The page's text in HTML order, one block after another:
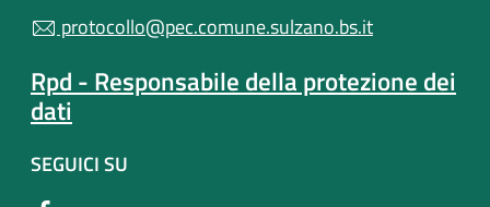
protocollo@pec.comune.sulzano.bs.it
Rpd - Responsabile della protezione dei
dati
SEGUICI SU